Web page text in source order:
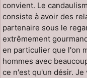
convient. Le
consiste à avoir des
partenaire sous le
extrêmement
en particulier que l'on
hommes avec
ce n'est qu'un désir.